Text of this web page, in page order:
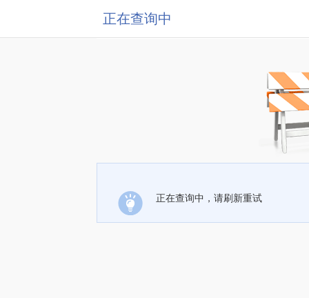
正在查询中
正在查询中，请刷新重试